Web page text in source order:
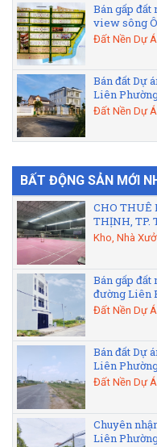
Bán gấp đất
view sông
Đất Nền Dự
Bán đất Dự
Liên
Đất Nền Dự
BẤT ĐỘNG SẢN MỚI
CHO THUÊ
THỊNH, TP.
Kho, Nhà
Bán gấp đất
đường Liên
Đất Nền Dự
Bán đất Dự
Liên
Đất Nền Dự
Chuyên
Liên